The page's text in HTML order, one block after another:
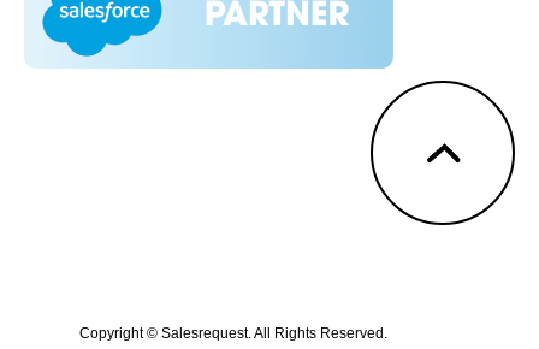
Copyright © Salesrequest. All Rights Reserved.